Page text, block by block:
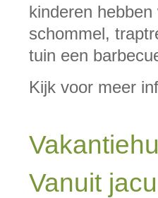
kinderen
schommel,
tuin een
Kijk voor meer
Vanuit